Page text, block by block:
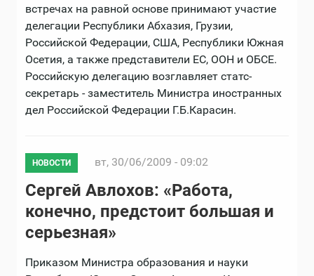
встречах на равной основе принимают участие
делегации Республики Абхазия, Грузии,
Российской Федерации, США, Республики Южная
Осетия, а также представители ЕС, ООН и ОБСЕ.
Российскую делегацию возглавляет статс-
секретарь - заместитель Министра иностранных
дел Российской Федерации Г.Б.Карасин.
НОВОСТИ вт, 30/06/2009 - 09:02
Сергей Авлохов: «Работа,
конечно, предстоит большая и
серьезная»
Приказом Министра образования и науки